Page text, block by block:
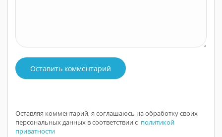
Оставить комментарий
Оставляя комментарий, я соглашаюсь на обработку своих
персональных данных в соответствии с политикой
приватности